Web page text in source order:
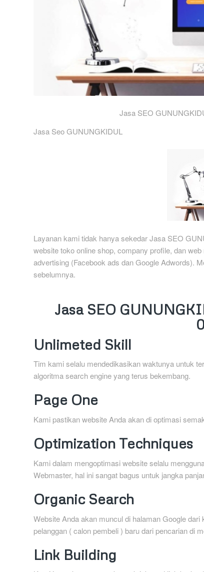
Jasa SEO
Jasa Seo GUNUNGKIDUL
Layanan kami tidak hanya sekedar Jasa SEO
website toko online shop, company profile, dan
advertising (Facebook ads dan Google Adwords).
sebelumnya.
Jasa SEO
Unlimeted Skill
Tim kami selalu mendedikasikan waktunya untuk
algoritma search engine yang terus bekembang.
Page One
Kami pastikan website Anda akan di optimasi
Optimization Techniques
Kami dalam mengoptimasi website selalu
Webmaster, hal ini sangat bagus untuk jangka
Organic Search
Website Anda akan muncul di halaman Google
pelanggan ( calon pembeli ) baru dari pencarian di
Link Building